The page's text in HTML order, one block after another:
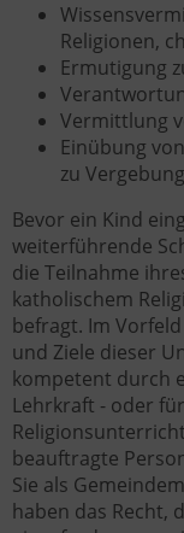
Religionen,
Ermutigung
Vermittlung
Einübung
zu
Bevor ein Kind
weiterführende
die Teilnahme
katholischem
befragt. Im
und Ziele dieser
kompetent durch
Lehrkraft - oder
beauftragte
Sie als
haben das Recht,